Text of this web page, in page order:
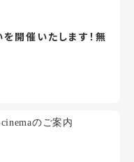
開催いたします！無